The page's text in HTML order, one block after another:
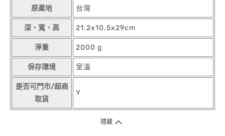
原產地 台灣
深、寬、高 21.2x10.5x29cm
淨重 2000 g
保存環境 室溫
是否可門市/超商
取貨
Y
隱藏